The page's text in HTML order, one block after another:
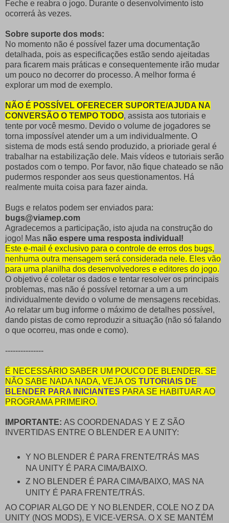
Feche e reabra o jogo. Durante o desenvolvimento isto
ocorrerá às vezes.
Sobre suporte dos mods:
No momento não é possível fazer uma documentação
detalhada, pois as especificações estão sendo ajeitadas
para ficarem mais práticas e consequentemente irão mudar
um pouco no decorrer do processo. A melhor forma é
explorar um mod de exemplo.
NÃO É POSSÍVEL OFERECER SUPORTE/AJUDA NA
CONVERSÃO O TEMPO TODO, assista aos tutoriais e
tente por você mesmo. Devido o volume de jogadores se
torna impossível atender um a um individualmente. O
sistema de mods está sendo produzido, a prioriade geral é
trabalhar na estabilização dele. Mais vídeos e tutoriais serão
postados com o tempo. Por favor, não fique chateado se não
pudermos responder aos seus questionamentos. Há
realmente muita coisa para fazer ainda.
Bugs e relatos podem ser enviados para:
bugs@viamep.com
Agradecemos a participação, isto ajuda na construção do
jogo! Mas não espere uma resposta individual!
Este e-mail é exclusivo para o controle de erros dos bugs,
nenhuma outra mensagem será considerada nele. Eles vão
para uma planilha dos desenvolvedores e editores do jogo.
O objetivo é coletar os dados e tentar resolver os principais
problemas, mas não é possível retornar a um a um
individualmente devido o volume de mensagens recebidas.
Ao relatar um bug informe o máximo de detalhes possível,
dando pistas de como reproduzir a situação (não só falando
o que ocorreu, mas onde e como).
---------------
É NECESSÁRIO SABER UM POUCO DE BLENDER. SE
NÃO SABE NADA NADA, VEJA OS TUTORIAIS DE
BLENDER PARA INICIANTES PARA SE HABITUAR AO
PROGRAMA PRIMEIRO.
IMPORTANTE: AS COORDENADAS Y E Z SÃO
INVERTIDAS ENTRE O BLENDER E A UNITY:
Y NO BLENDER É PARA FRENTE/TRÁS MAS
NA UNITY É PARA CIMA/BAIXO.
Z NO BLENDER É PARA CIMA/BAIXO, MAS NA
UNITY É PARA FRENTE/TRÁS.
AO COPIAR ALGO DE Y NO BLENDER, COLE NO Z DA
UNITY (NOS MODS), E VICE-VERSA. O X SE MANTÉM